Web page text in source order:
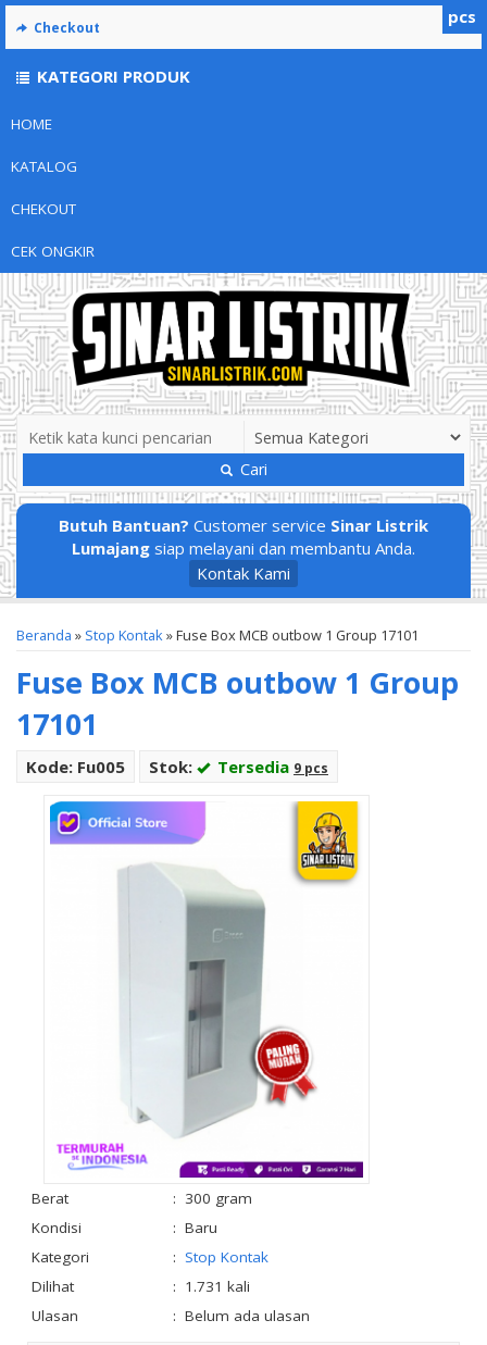
HOME
KATALOG
CHEKOUT
CEK ONGKIR
Cari
Butuh Bantuan? Customer service Sinar Listrik
Lumajang siap melayani dan membantu Anda.
Kontak Kami
Beranda » Stop Kontak»Fuse Box MCB outbow 1 Group 17101
Fuse Box MCB outbow 1 Group
17101
Kode: Fu005 Stok: Tersedia 9 pcs
Berat : 300 gram
Kondisi
: Baru
Kategori
: Stop Kontak
Dilihat
: 1.731 kali
Ulasan
: Belum ada ulasan
pcs
Checkout
KATEGORI PRODUK